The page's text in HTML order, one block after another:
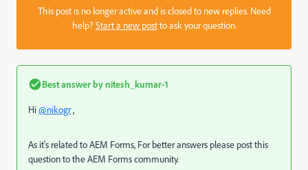
This post is no longer active and is closed to new replies. Need
help?Start a new postto ask your question.
Best answer bynitesh_kumar-1
Hi@nikogr,
As it's related to AEM Forms, For better answers please post this
question to the AEM Forms community.